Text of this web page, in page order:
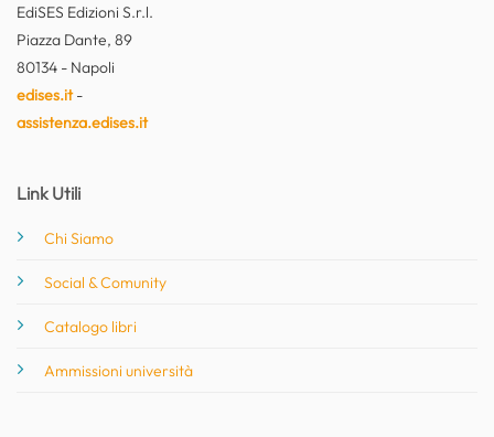
EdiSES Edizioni S.r.l.
Piazza Dante, 89
80134 - Napoli
edises.it-
assistenza.edises.it
Link Utili
Chi Siamo
Social & Comunity
Catalogo libri
Ammissioni università